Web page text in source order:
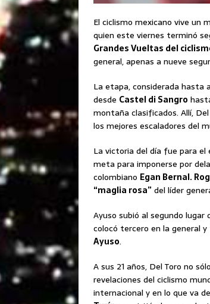
El ciclismo mexicano vive un
quien este viernes terminó
Grandes Vueltas del
general, apenas a nueve
La etapa, considerada hasta
desde Castel di Sangro
montaña clasificados. Allí,
los mejores escaladores del
La victoria del día fue para el
meta para imponerse por
colombiano Egan Bernal.
“maglia rosa”del líder
Ayuso subió al segundo
colocó tercero en la general
Ayuso.
A sus 21 años, Del Toro no
revelaciones del ciclismo
internacional y en lo que va